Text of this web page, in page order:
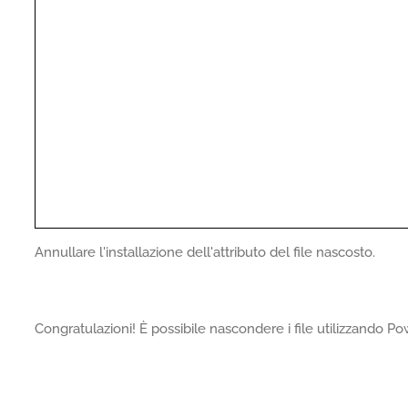
Annullare l'installazione dell'attributo del file nascosto.
Congratulazioni! È possibile nascondere i file utilizzando